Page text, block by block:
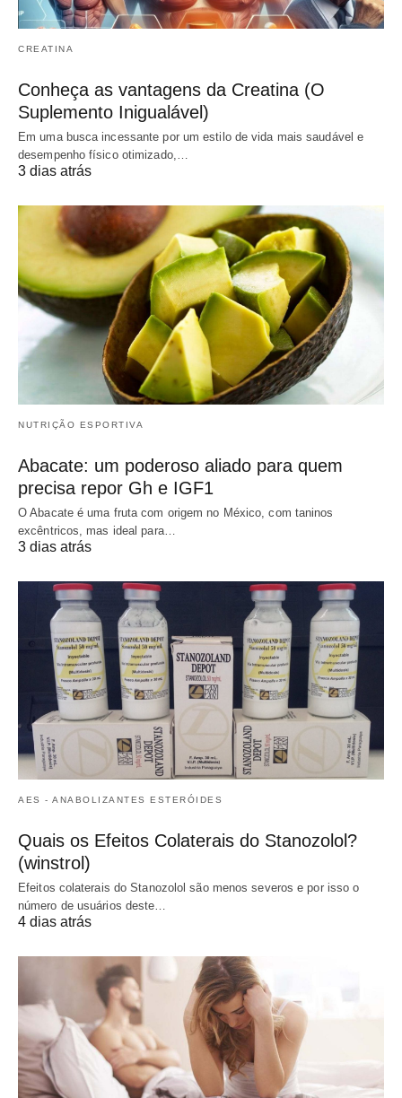
CREATINA
Conheça as vantagens da Creatina (O
Suplemento Inigualável)
Em uma busca incessante por um estilo de vida mais saudável e
desempenho físico otimizado,…
3 dias atrás
NUTRIÇÃO ESPORTIVA
Abacate: um poderoso aliado para quem
precisa repor Gh e IGF1
O Abacate é uma fruta com origem no México, com taninos
excêntricos, mas ideal para…
3 dias atrás
AES - ANABOLIZANTES ESTERÓIDES
Quais os Efeitos Colaterais do Stanozolol?
(winstrol)
Efeitos colaterais do Stanozolol são menos severos e por isso o
número de usuários deste…
4 dias atrás